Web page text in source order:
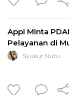
Appi Minta
Pelayanan di
Syukur Nutu